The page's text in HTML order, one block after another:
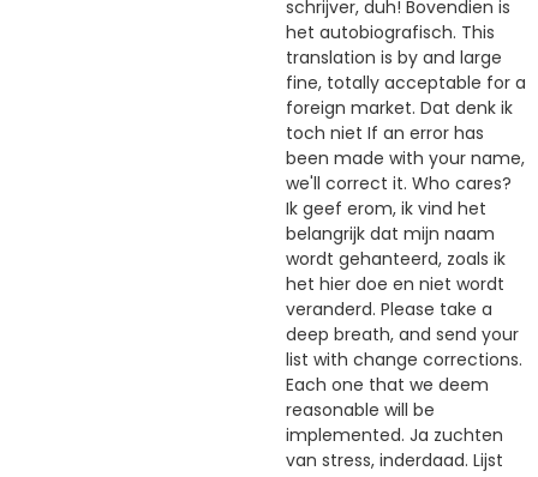
schrijver, duh! Bovendien is
het autobiografisch. This
translation is by and large
fine, totally acceptable for a
foreign market. Dat denk ik
toch niet If an error has
been made with your name,
we'll correct it. Who cares?
Ik geef erom, ik vind het
belangrijk dat mijn naam
wordt gehanteerd, zoals ik
het hier doe en niet wordt
veranderd. Please take a
deep breath, and send your
list with change corrections.
Each one that we deem
reasonable will be
implemented. Ja zuchten
van stress, inderdaad. Lijst